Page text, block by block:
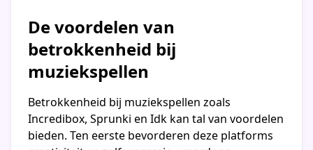
De voordelen van
betrokkenheid bij
muziekspellen
Betrokkenheid bij muziekspellen zoals
Incredibox, Sprunki en Idk kan tal van voordelen
bieden. Ten eerste bevorderen deze platforms